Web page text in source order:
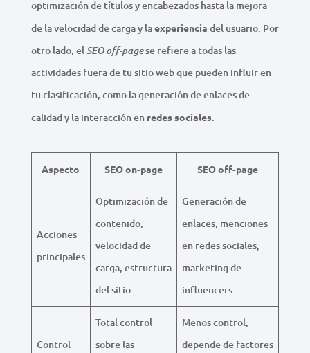
optimización de títulos y encabezados hasta la mejora
de la velocidad de carga y laexperiencia del usuario. Por
otro lado, el SEO off-pagese refiere a todas las
actividades fuera de tu sitio web que pueden influir en
tu clasificación, como la generación de enlaces de
calidad y la interacción en redes sociales.
Aspecto SEO on-page SEO off-page
Acciones
principales
Optimización de
contenido,
velocidad de
carga, estructura
del sitio
Generación de
enlaces, menciones
en redes sociales,
marketing de
influencers
Control
Total control
sobre las
Menos control,
depende de factores